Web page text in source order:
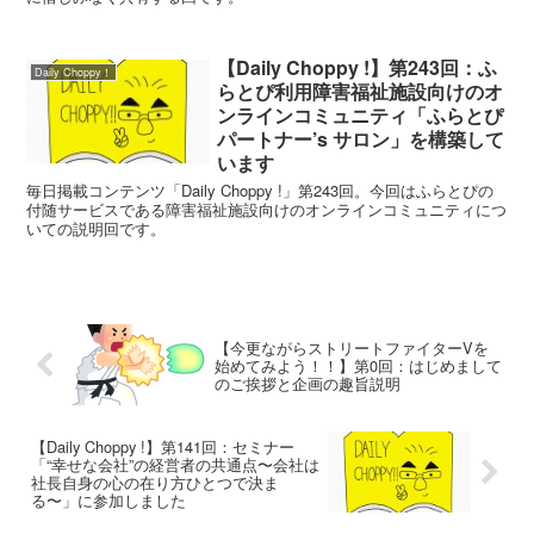
Daily Choppy！
【Daily Choppy !】第243回：ふ
らとぴ利用障害福祉施設向けのオ
ンラインコミュニティ「ふらとぴ
パートナー’s サロン」を構築して
います
毎日掲載コンテンツ「Daily Choppy !」第243回。今回はふらとぴの
付随サービスである障害福祉施設向けのオンラインコミュニティにつ
いての説明回です。
【今更ながらストリートファイターVを
始めてみよう！！】第0回：はじめまして
のご挨拶と企画の趣旨説明
【Daily Choppy !】第141回：セミナー
「“幸せな会社”の経営者の共通点〜会社は
社長自身の心の在り方ひとつで決ま
る〜」に参加しました